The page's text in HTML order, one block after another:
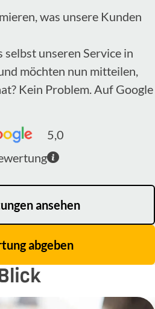
was unsere Kunden
selbst unseren Service in
möchten nun mitteilen,
Kein Problem. Auf Google
5,0
ansehen
abgeben